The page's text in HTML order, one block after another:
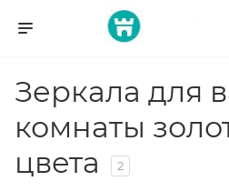
Зеркала для
комнаты
цвета
2